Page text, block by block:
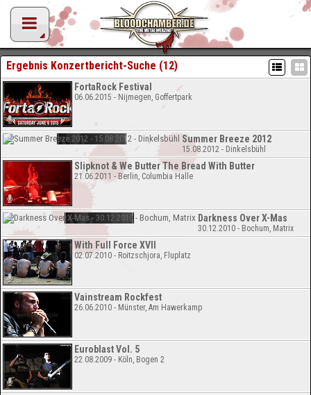
Ergebnis Konzertbericht-Suche (12)
FortaRock Festival
06.06.2015 - Nijmegen, Goffertpark
Summer Breeze 2012
15.08.2012 - Dinkelsbühl
Slipknot & We Butter The Bread With Butter
21.06.2011 - Berlin, Columbia Halle
Darkness Over X-Mas
30.12.2010 - Bochum, Matrix
With Full Force XVII
02.07.2010 - Roitzschjora, Fluplatz
Vainstream Rockfest
26.06.2010 - Münster, Am Hawerkamp
Euroblast Vol. 5
22.08.2009 - Köln, Bogen 2